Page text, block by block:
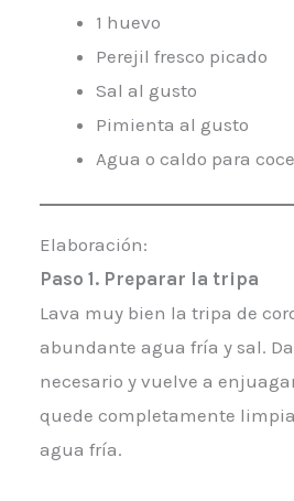
1 huevo
Perejil fresco picado
Sal al gusto
Pimienta al gusto
Agua o caldo para
Elaboración:
Paso 1. Preparar la tripa
Lava muy bien la tripa de
abundante agua fría y sal.
necesario y vuelve a
quede completamente
agua fría.